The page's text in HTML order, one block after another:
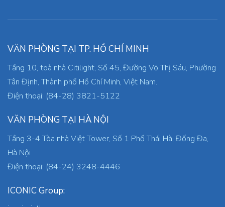
VĂN PHÒNG TẠI TP. HỒ CHÍ MINH
Tầng 10, toà nhà Citilight, Số 45, Đường Võ Thị Sáu, Phường
Tân Định, Thành phố Hồ Chí Minh, Việt Nam.
Điện thoại: (84-28) 3821-5122
VĂN PHÒNG TẠI HÀ NỘI
Tầng 3-4 Tòa nhà Việt Tower, Số 1 Phố Thái Hà, Đống Đa,
Hà Nội
Điện thoại: (84-24) 3248-4446
ICONIC Group: